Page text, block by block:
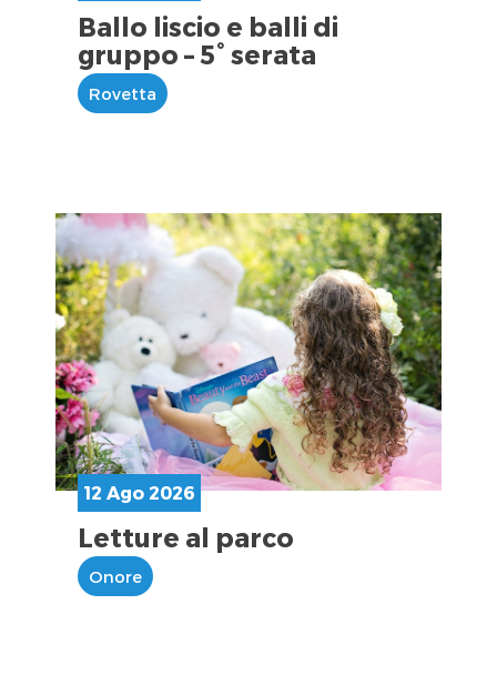
Ballo liscio e balli di
gruppo – 5° serata
Rovetta
12 Ago 2026
Letture al parco
Onore